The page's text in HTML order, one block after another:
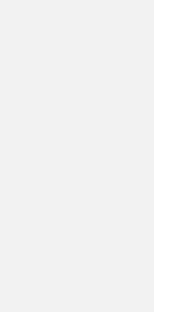
wird per Spedition